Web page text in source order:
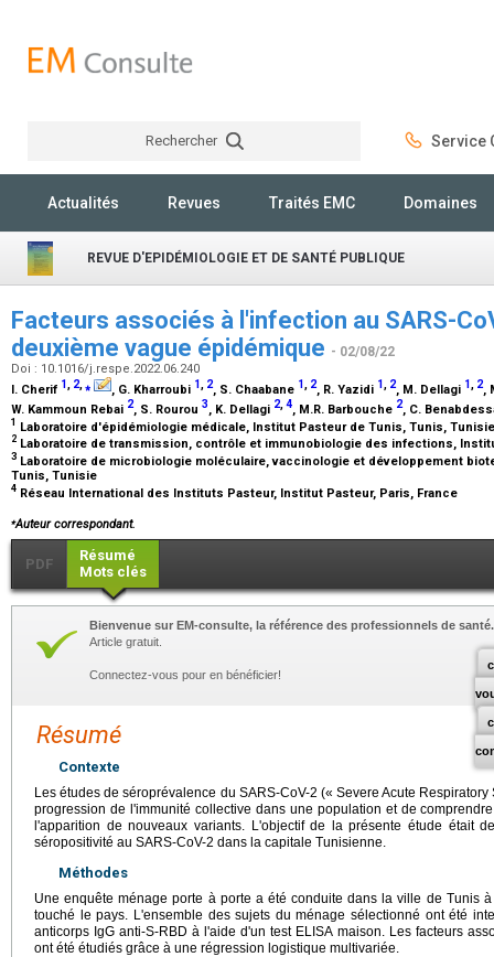
Rechercher Service
Actualités Revues Traités EMC Domaines
REVUE D'EPIDÉMIOLOGIE ET DE SANTÉ PUBLIQUE
Facteurs associés à l'infection au SARS-
deuxième vague épidémique - 02/08/22
Doi : 10.1016/j.respe.2022.06.240
I. Cherif 1, 2,⁎ , G. Kharroubi 1, 2, S. Chaabane 1, 2, R. Yazidi 1, 2, M. Dellagi 1, 2,
W. Kammoun Rebai 2, S. Rourou 3, K. Dellagi 2 4, M.R. Barbouche 2, C.
1 Laboratoire d'épidémiologie médicale, Institut Pasteur de Tunis, Tunis,
2 Laboratoire de transmission, contrôle et immunobiologie des infections,
3 Laboratoire de microbiologie moléculaire, vaccinologie et développement
Tunis, Tunisie
4 Réseau International des Instituts Pasteur, Institut Pasteur, Paris, France
⁎Auteur correspondant.
PDF
Résumé
Mots clés
Bienvenue sur EM-consulte, la référence des professionnels de santé.
Article gratuit.
Connectez-vous pour en bénéficier!
Résumé
Contexte
Les études de séroprévalence du SARS-CoV-2 (« Severe Acute
progression de l'immunité collective dans une population et de
l'apparition de nouveaux variants. L'objectif de la présente étude était
séropositivité au SARS-CoV-2 dans la capitale Tunisienne.
Méthodes
Une enquête ménage porte à porte a été conduite dans la ville de Tunis
touché le pays. L'ensemble des sujets du ménage sélectionné ont été
anticorps IgG anti-S-RBD à l'aide d'un test ELISA maison. Les facteurs
ont été étudiés grâce à une régression logistique multivariée.